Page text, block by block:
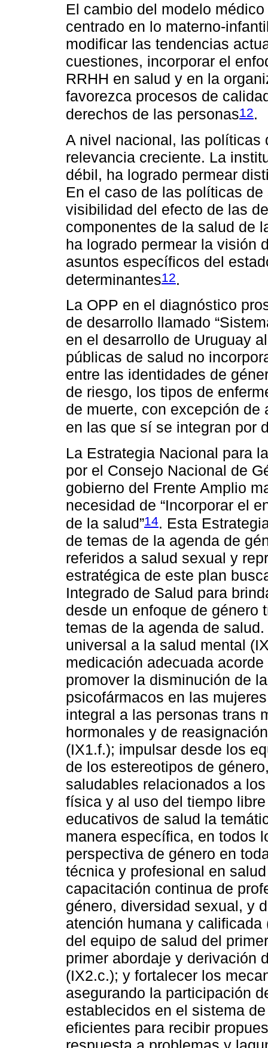
El cambio del modelo
centrado en lo materno-
modificar las tendencias
cuestiones, incorporar el
RRHH en salud y en la
favorezca procesos de
derechos de las personas12.
A nivel nacional, las políticas
relevancia creciente. La
débil, ha logrado permear
En el caso de las políticas
visibilidad del efecto de las
componentes de la salud de
ha logrado permear la visión
asuntos específicos del
determinantes12.
La OPP en el diagnóstico
de desarrollo llamado
en el desarrollo de Uruguay
públicas de salud no
entre las identidades de
de riesgo, los tipos de
de muerte, con excepción de
en las que sí se integran por
La Estrategia Nacional para
por el Consejo Nacional de
gobierno del Frente Amplio
necesidad de “Incorporar el
de la salud”14. Esta
de temas de la agenda de
referidos a salud sexual y
estratégica de este plan
Integrado de Salud para
desde un enfoque de género
temas de la agenda de
universal a la salud mental
medicación adecuada
promover la disminución de
psicofármacos en las
integral a las personas trans
hormonales y de
(IX1.f.); impulsar desde los
de los estereotipos de
saludables relacionados a
física y al uso del tiempo
educativos de salud la
manera específica, en todos
perspectiva de género en
técnica y profesional en
capacitación continua de
género, diversidad sexual, y
atención humana y
del equipo de salud del
primer abordaje y derivación
(IX2.c.); y fortalecer los
asegurando la participación
establecidos en el sistema
eficientes para recibir